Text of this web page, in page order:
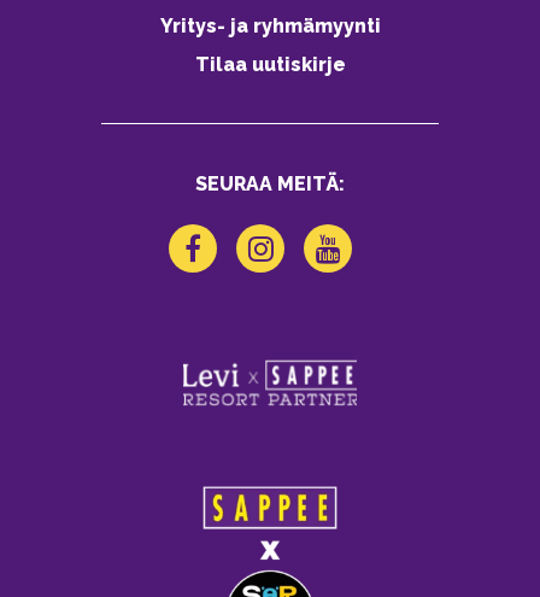
Yritys- ja ryhmämyynti
Tilaa uutiskirje
SEURAA MEITÄ: